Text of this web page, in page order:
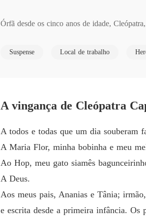
Órfã desde os cinco anos de idade,
Para atingir seu objetivo, seu único foco é
Mas sentimentos ainda totalmente
Depois de uns anos, morando juntos, algo
Suspense Local de trabalho
A vingança de Cleópatra
A todos e todas que um dia souberam
A Maria Flor, minha bobinha e meu
Ao Hop, meu gato siamês
A Deus.
Aos meus pais, Ananias e Tânia;
e escrita desde a primeira infância. Os